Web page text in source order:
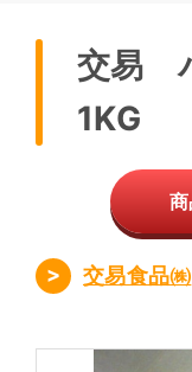
交易
1KG
交易食品㈱